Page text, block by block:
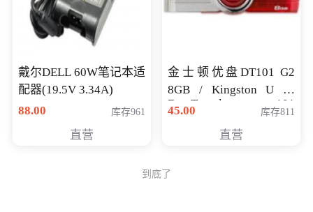
戴尔DELL 60W笔记本适
配器(19.5V 3.34A)
88.00
库存961
直营
金士顿优盘DT101 G2
8GB / Kingston U 盘
DataTraveler 101
Generati
45.00 库存811
直营
到底了